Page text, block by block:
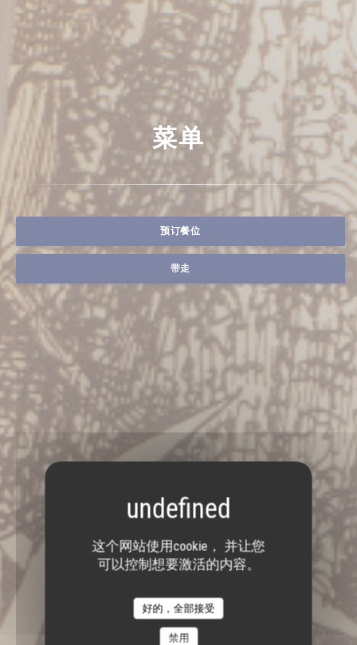
这个网站使用cookie， 并让您
可以控制想要激活的内容。
好的，全部接受
禁用
菜单
预订餐位
带走